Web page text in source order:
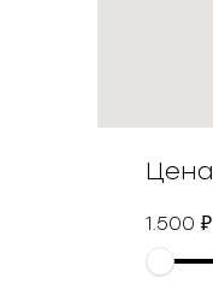
Цена
1.500 ₽